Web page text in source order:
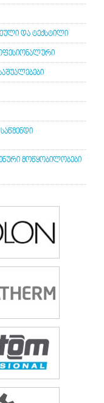
ᲓᲐ ᲢᲔᲥᲡᲢᲘᲚᲘ
ᲛᲝᲬᲧᲝᲑᲘᲚᲝᲑᲔᲑᲘ